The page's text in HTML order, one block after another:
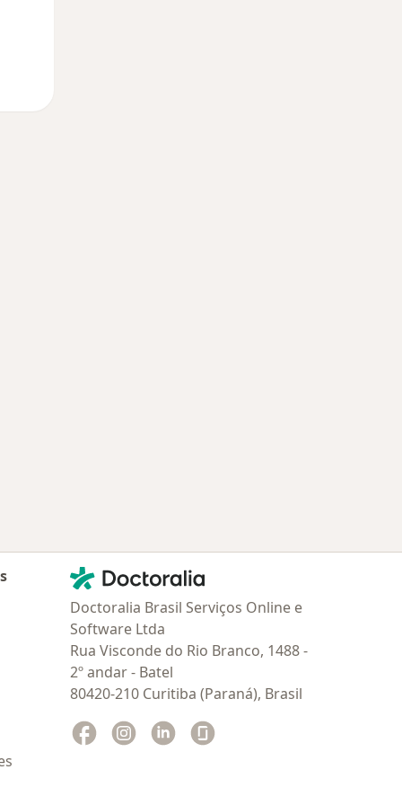
Contato
Doctoralia - Homepage
Doctoralia Brasil Serviços Online e
Software Ltda
Rua Visconde do Rio Branco, 1488 -
2º andar - Batel
80420-210 Curitiba (Paraná), Brasil
Facebook
abre num novo separador
Instagram
abre num novo separador
Linkedin
abre num novo separador